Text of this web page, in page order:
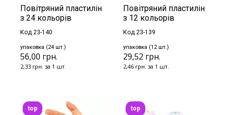
Повітряний пластилін
з 24 кольорів
Код 23-140
упаковка (24 шт.)
56,00 грн.
2,33 грн. за 1 шт.
Повітряний пластилін
з 12 кольорів
Код 23-139
упаковка (12 шт.)
29,52 грн.
2,46 грн. за 1 шт.
top top